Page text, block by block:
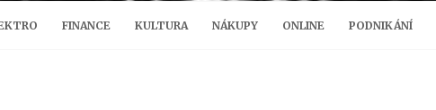
FINANCE KULTURA NÁKUPY ONLINE PODNIKÁNÍ